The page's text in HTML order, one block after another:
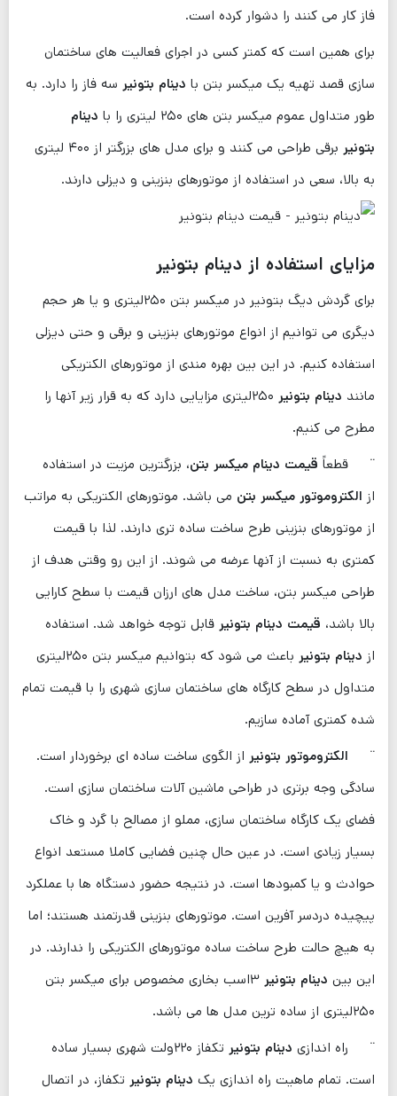
فاز کار می ‌کنند را دشوار کرده است.
برای همین است که کمتر کسی در اجرای فعالیت ‌های ساختمان
سازی قصد تهیه یک میکسر بتن با دینام بتونیر سه فاز را دارد. به
طور متداول عموم میکسر بتن های ۲۵۰ لیتری را با
دینام
بتونیر
برقی طراحی می کنند و برای مدل‌ های بزرگتر از ۴۰۰ لیتری
به بالا، سعی در استفاده از موتورهای بنزینی و دیزلی دارند.
مزایای استفاده از دینام بتونیر
برای گردش دیگ بتونیر در میکسر بتن ۲۵۰لیتری و یا هر حجم
دیگری می توانیم از انواع موتورهای بنزینی و برقی و حتی دیزلی
استفاده کنیم. در این بین بهره مندی از موتورهای الکتریکی
مانند دینام بتونیر
۲۵۰لیتری مزایایی دارد که به قرار زیر آنها را
مطرح می کنیم.
¨ قطعاً قیمت دینام میکسر بتن، بزرگترین مزیت در استفاده
از الکتروموتور میکسر بتن می باشد. موتورهای الکتریکی به مراتب
از موتورهای بنزینی طرح ساخت ساده تری دارند. لذا با قیمت
کمتری به نسبت از آنها عرضه می ‌شوند. از این رو وقتی هدف از
طراحی میکسر بتن، ساخت مدل‌ های ارزان قیمت با سطح کارایی
بالا باشد، قیمت دینام بتونیر قابل توجه خواهد شد. استفاده
از دینام بتونیر
باعث می ‌شود که بتوانیم میکسر بتن ۲۵۰لیتری
متداول در سطح کارگاه های ساختمان سازی شهری را با قیمت تمام
شده کمتری آماده سازیم.
¨ الکتروموتور بتونیر از الگوی ساخت ساده ای برخوردار است.
سادگی وجه برتری در طراحی ماشین آلات ساختمان سازی است.
فضای یک کارگاه ساختمان سازی، مملو از مصالح با گرد و خاک
بسیار زیادی است. در عین حال چنین فضایی کاملا مستعد انواع
حوادث و یا کمبودها است. در نتیجه حضور دستگاه ‌ها با عملکرد
پیچیده دردسر آفرین است. موتورهای بنزینی قدرتمند هستند؛ اما
به هیچ حالت طرح ساخت ساده موتورهای الکتریکی را ندارند. در
این بین دینام بتونیر
۳اسب بخاری مخصوص برای میکسر بتن
۲۵۰لیتری از ساده ترین مدل ها می باشد.
¨ راه اندازی دینام بتونیر
تکفاز ۲۲۰ولت شهری بسیار ساده
است. تمام ماهیت راه اندازی یک دینام بتونیر تکفاز، در اتصال